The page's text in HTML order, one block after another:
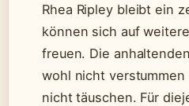
Rhea Ripley bleibt ein
können sich auf
freuen. Die
wohl nicht
nicht täuschen. Für